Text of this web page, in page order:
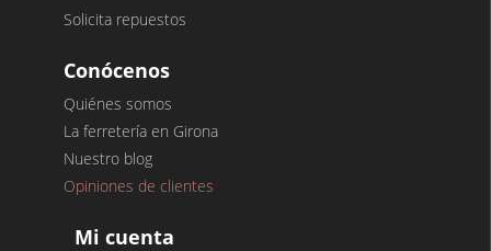
Solicita repuestos
Conócenos
Quiénes somos
La ferretería en Girona
Nuestro blog
Opiniones de clientes
Mi cuenta